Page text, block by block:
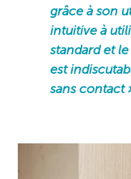
grâce à son
intuitive à
standard et
est
sans contact